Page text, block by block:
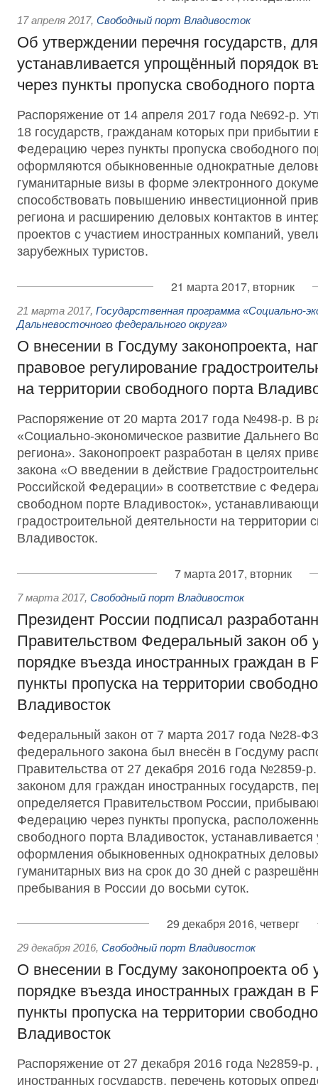
17 апреля 2017, Свободный порт Владивосток
Об утверждении перечня государств,
устанавливается упрощённый порядок
через пункты пропуска свободного
Распоряжение от 14 апреля 2017 года №692-р.
18 государств, гражданам которых при прибытии
Федерацию через пункты пропуска свободного
оформляются обыкновенные однократные
гуманитарные визы в форме электронного
способствовать повышению инвестиционной
региона и расширению деловых контактов в
проектов с участием иностранных компаний,
зарубежных туристов.
21 марта 2017, вторник
21 марта 2017, Государственная программа «Социально-
Дальневосточного федерального округа»
О внесении в Госдуму законопроекта,
правовое регулирование
на территории свободного порта
Распоряжение от 20 марта 2017 года №498-р. В
«Социально-экономическое развитие Дальнего
региона». Законопроект разработан в целях
закона «О введении в действие
Российской Федерации» в соответствие с
свободном порте Владивосток»,
градостроительной деятельности на территории
Владивосток.
7 марта 2017, вторник
7 марта 2017, Свободный порт Владивосток
Президент России подписал
Правительством Федеральный закон об
порядке въезда иностранных граждан в
пункты пропуска на территории
Владивосток
Федеральный закон от 7 марта 2017 года №28-
федерального закона был внесён в Госдуму
Правительства от 27 декабря 2016 года №2859-
законом для граждан иностранных государств,
определяется Правительством России,
Федерацию через пункты пропуска,
свободного порта Владивосток,
оформления обыкновенных однократных
гуманитарных виз на срок до 30 дней с
пребывания в России до восьми суток.
29 декабря 2016, четверг
29 декабря 2016, Свободный порт Владивосток
О внесении в Госдуму законопроекта
порядке въезда иностранных граждан в
пункты пропуска на территории
Владивосток
Распоряжение от 27 декабря 2016 года №2859-
иностранных государств, перечень которых